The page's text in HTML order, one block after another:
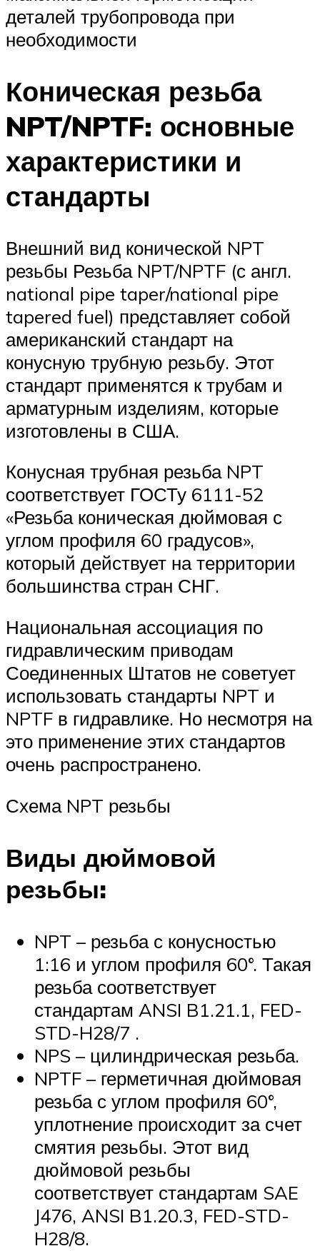
деталей трубопровода при
необходимости
Коническая резьба
NPT/NPTF: основные
характеристики и
стандарты
Внешний вид конической NPT
резьбы Резьба NPT/NPTF (с англ.
national pipe taper/national pipe
tapered fuel) представляет собой
американский стандарт на
конусную трубную резьбу. Этот
стандарт применятся к трубам и
арматурным изделиям, которые
изготовлены в США.
Конусная трубная резьба NPT
соответствует ГОСТу 6111-52
«Резьба коническая дюймовая с
углом профиля 60 градусов»,
который действует на территории
большинства стран СНГ.
Национальная ассоциация по
гидравлическим приводам
Соединенных Штатов не советует
использовать стандарты NPT и
NPTF в гидравлике. Но несмотря на
это применение этих стандартов
очень распространено.
Схема NPT резьбы
Виды дюймовой
резьбы:
NPT – резьба с конусностью
1:16 и углом профиля 60°. Такая
резьба соответствует
стандартам ANSI B1.21.1, FED-
STD-H28/7 .
NPS – цилиндрическая резьба.
NPTF – герметичная дюймовая
резьба с углом профиля 60°,
уплотнение происходит за счет
смятия резьбы. Этот вид
дюймовой резьбы
соответствует стандартам SAE
J476, ANSI B1.20.3, FED-STD-
H28/8.